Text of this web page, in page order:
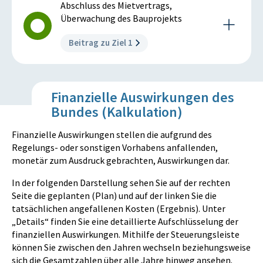
Bestand notwendig sind, werden dort auch gleich
Adaptierungen vorgenommen, die funktionale
Verbesserungen bringen (z.B. bessere Orientierung für die
„Kunden“, Trennung von parteienintensiven und „back-
office“-Bereichen), oder die in den nächsten Jahren
Fußböden, Erneuerung der Beleuchtung).
Für jede/n beim BG Fürstenfeld Dienst versehende/n
Bedienstete/n ist ein den Anforderungen an einen
zeitgemäßen Gerichtsbetrieb und an den
Dienstnehmerschutz entsprechender Arbeitsplatz
Istzustand 2015:
Für jede/n beim BG Fürstenfeld Dienst versehende/n
Bedienstete/n ist ein den Anforderungen an einen
zeitgemäßen Gerichtsbetrieb und an den
Dienstnehmerschutz entsprechender Arbeitsplatz
vorhanden. Für jeweils höchstens zwei richterliche
Datenquelle:
BMJ
Zielerreichungsgrad des Meilensteins:
zur Gänze erreicht
Abschluss des Mietvertrags,
Überwachung des Bauprojekts
Beitrag zu Ziel 1
Beschreibung der Ziel-Maßnahme
Abschluss des Mietvertrags mit der ARE,
Überwachung des Bauprojekts
Zielerreichungsgrad der Ziel-Maßnahme:
zur Gänze erreicht
Finanzielle Auswirkungen des
Bundes (Kalkulation)
Finanzielle Auswirkungen stellen die aufgrund des
Regelungs- oder sonstigen Vorhabens anfallenden,
monetär zum Ausdruck gebrachten, Auswirkungen dar.
In der folgenden Darstellung sehen Sie auf der rechten
Seite die geplanten (Plan) und auf der linken Sie die
tatsächlichen angefallenen Kosten (Ergebnis). Unter
„Details“ finden Sie eine detaillierte Aufschlüsselung der
finanziellen Auswirkungen. Mithilfe der Steuerungsleiste
können Sie zwischen den Jahren wechseln beziehungsweise
sich die Gesamtzahlen über alle Jahre hinweg ansehen.